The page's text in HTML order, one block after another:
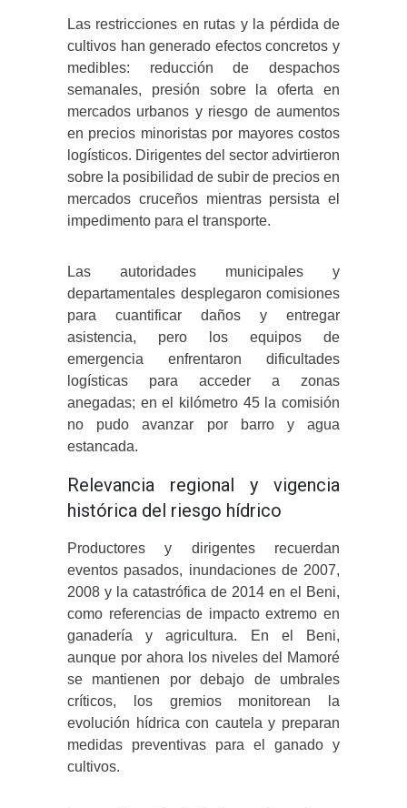
Las restricciones en rutas y la pérdida de
cultivos han generado efectos concretos y
medibles: reducción de despachos
semanales, presión sobre la oferta en
mercados urbanos y riesgo de aumentos
en precios minoristas por mayores costos
logísticos. Dirigentes del sector advirtieron
sobre la posibilidad de subir de precios en
mercados cruceños mientras persista el
impedimento para el transporte.
Las autoridades municipales y
departamentales desplegaron comisiones
para cuantificar daños y entregar
asistencia, pero los equipos de
emergencia enfrentaron dificultades
logísticas para acceder a zonas
anegadas; en el kilómetro 45 la comisión
no pudo avanzar por barro y agua
estancada.
Relevancia regional y vigencia
histórica del riesgo hídrico
Productores y dirigentes recuerdan
eventos pasados, inundaciones de 2007,
2008 y la catastrófica de 2014 en el Beni,
como referencias de impacto extremo en
ganadería y agricultura. En el Beni,
aunque por ahora los niveles del Mamoré
se mantienen por debajo de umbrales
críticos, los gremios monitorean la
evolución hídrica con cautela y preparan
medidas preventivas para el ganado y
cultivos.